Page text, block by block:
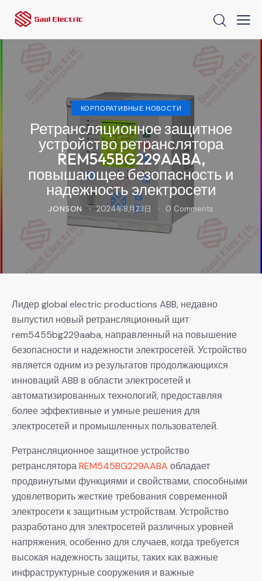
КОРПОРАТИВНЫЕ НОВОСТИ
Ретрансляционное защитное
устройство ретранслятора
REM545BG229AABA,
повышающее безопасность и
надежность электросети
JONSON 2024年8月23日 0 Comments
Лидер global electric productions ABB, недавно
выпустил новый ретрансляционный щит
rem5455bg229aaba, направленный на повышение
безопасности и надежности электросетей. Устройство
является одним из результатов продолжающихся
инноваций ABB в области электросетей и
автоматизированных технологий, предоставляя
более эффективные и умные решения для
электросетей и промышленных пользователей.
Ретрансляционное защитное устройство
ретранслятораREM545BG229AABA обладает
продвинутыми функциями и свойствами, способными
удовлетворить жесткие требования современной
электросети к защитным устройствам. Устройство
разработано для электросетей различных уровней
напряжения, особенно для случаев, когда требуется
высокая надежность защиты, таких как важные
инфраструктурные сооружения и важные